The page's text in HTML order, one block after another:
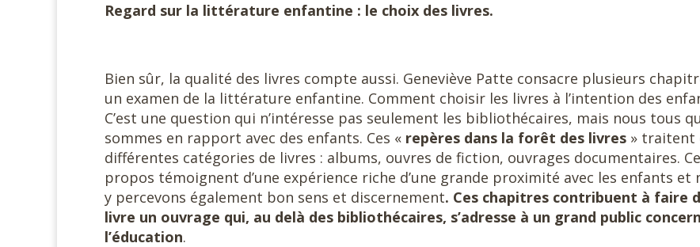
Regard sur la littérature enfantine : le choix des livres.
Bien sûr, la qualité des livres compte aussi. Geneviève Patte consacre plusieurs
un examen de la littérature enfantine. Comment choisir les livres à l’intention des
C’est une question qui n’intéresse pas seulement les bibliothécaires, mais nous tous
sommes en rapport avec des enfants. Ces « repères dans la forêt des livres » traitent
différentes catégories de livres : albums, ouvres de fiction, ouvrages documentaires.
propos témoignent d’une expérience riche d’une grande proximité avec les enfants et
y percevons également bon sens et discernement. Ces chapitres contribuent à faire
livre un ouvrage qui, au delà des bibliothécaires, s’adresse à un grand public
l’éducation.